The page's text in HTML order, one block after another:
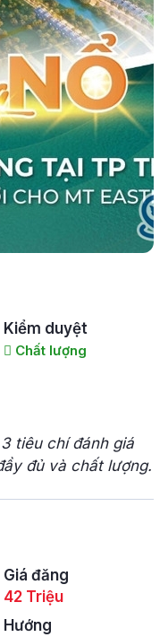
Kiểm duyệt
Chất lượng
tiêu chí đánh giá
đủ và chất lượng.
Giá đăng
42 Triệu
Hướng